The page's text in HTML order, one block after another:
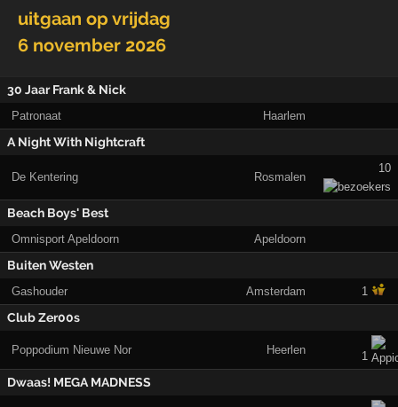
uitgaan op vrijdag
6 november 2026
30 Jaar Frank & Nick
Patronaat Haarlem
A Night With Nightcraft
De Kentering Rosmalen
10
Beach Boys' Best
Omnisport Apeldoorn Apeldoorn
Buiten Westen
Gashouder Amsterdam 1
Club Zer00s
Poppodium Nieuwe Nor Heerlen 1
Dwaas! MEGA MADNESS